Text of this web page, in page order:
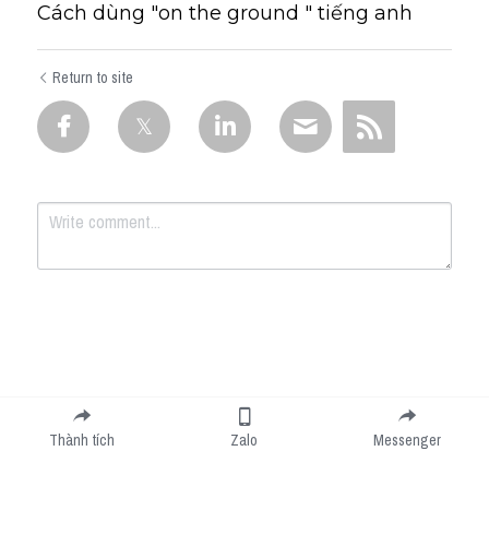
Cách dùng "on the ground " tiếng anh
Return to site
Submit
Thành tích Zalo Messenger